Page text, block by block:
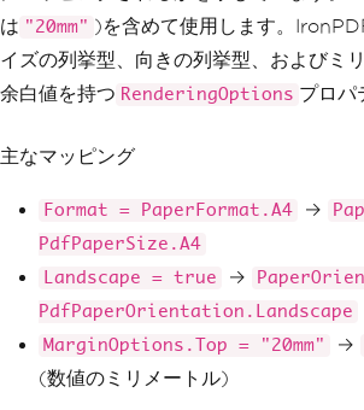
sPdf("<h1>Custom PDF</
cape orientation and margins.</
        pdf
.SaveAs("custom.pdf"
}
は "20mm" )を含めて使用します。
イズの列挙型、向きの列挙型、およびミ
余白値を持つ RenderingOptions プロパ
主なマッピング
Format = PaperFormat.A4 →
PdfPaperSize.A4
Landscape = true
→
PdfPaperOrientation.Landscape
MarginOptions.Top = "20mm"
→
(数値のミリメートル)